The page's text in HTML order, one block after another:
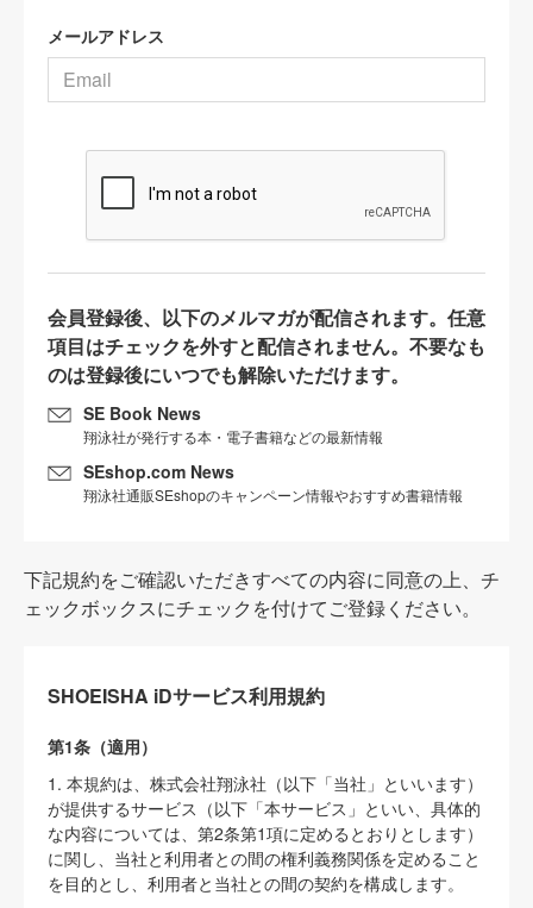
メールアドレス
会員登録後、以下のメルマガが配信されます。任意
項目はチェックを外すと配信されません。不要なも
のは登録後にいつでも解除いただけます。
SE Book News
翔泳社が発行する本・電子書籍などの最新情報
SEshop.com News
翔泳社通販SEshopのキャンペーン情報やおすすめ書籍情報
下記規約をご確認いただきすべての内容に同意の上、チ
ェックボックスにチェックを付けてご登録ください。
SHOEISHA iDサービス利用規約
第1条（適用）
1. 本規約は、株式会社翔泳社（以下「当社」といいます）
が提供するサービス（以下「本サービス」といい、具体的
な内容については、第2条第1項に定めるとおりとします）
に関し、当社と利用者との間の権利義務関係を定めること
を目的とし、利用者と当社との間の契約を構成します。